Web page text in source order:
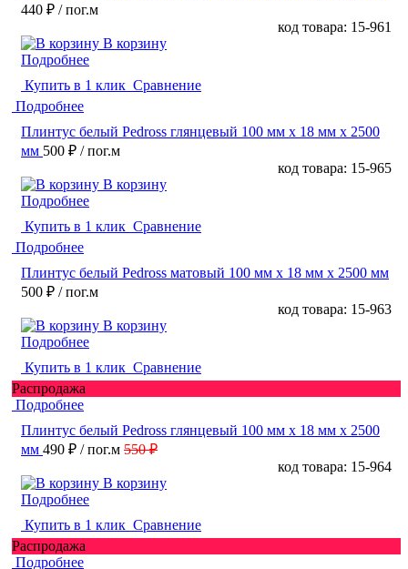
440 ₽ / пог.м
код товара: 15-961
В корзину
Подробнее
Купить в 1 клик Сравнение
Подробнее
Плинтус белый Pedross глянцевый 100 мм х 18 мм х 2500
мм 500 ₽ / пог.м
код товара: 15-965
В корзину
Подробнее
Купить в 1 клик Сравнение
Подробнее
Плинтус белый Pedross матовый 100 мм х 18 мм х 2500 мм
500 ₽ / пог.м
код товара: 15-963
В корзину
Подробнее
Купить в 1 клик Сравнение
Распродажа
Подробнее
Плинтус белый Pedross глянцевый 100 мм х 18 мм х 2500
мм 490 ₽ / пог.м 550 ₽
код товара: 15-964
В корзину
Подробнее
Купить в 1 клик Сравнение
Распродажа
Подробнее